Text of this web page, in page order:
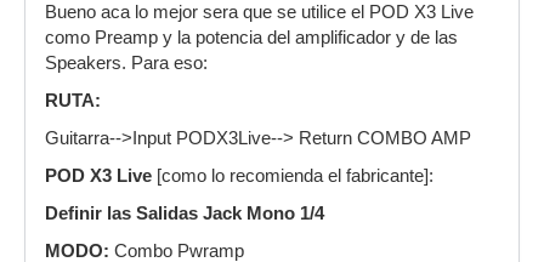
Bueno aca lo mejor sera que se utilice el POD X3 Live
como Preamp y la potencia del amplificador y de las
Speakers. Para eso:
RUTA:
Guitarra-->Input PODX3Live--> Return COMBO AMP
POD X3 Live [como lo recomienda el fabricante]:
Definir las Salidas Jack Mono 1/4
MODO: Combo Pwramp